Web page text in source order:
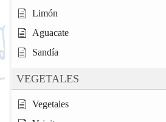
Limón
Aguacate
Sandía
VEGETALES
Vegetales